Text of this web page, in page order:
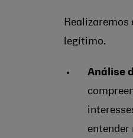
legítimo.
Análise
entender